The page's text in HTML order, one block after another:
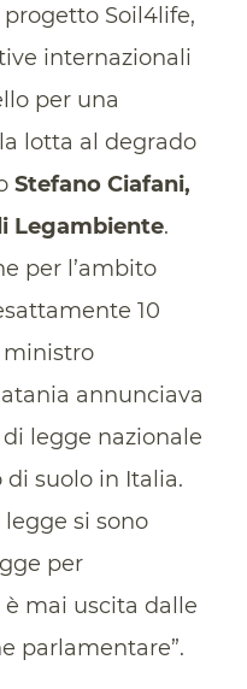
Soil4life,
internazionali
per una
lotta al degrado
Stefano Ciafani,
Legambiente.
per l’ambito
10
ministro
annunciava
legge nazionale
suolo in Italia.
si sono
per
mai uscita dalle
parlamentare”.